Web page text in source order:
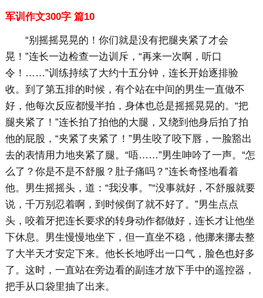
军训作文300字 篇10
“别摇摇晃晃的！你们就是没有把腿夹紧了才会
晃！”连长一边检查一边训斥，“再来一次啊，听口
令！……”训练持续了大约十五分钟，连长开始逐排验
收。到了第五排的时候，有个站在中间的男生一直做不
好，他每次反应都慢半拍，身体也总是摇摇晃晃的。“把
腿夹紧了！”连长拍了拍他的大腿，又绕到他身后拍了拍
他的屁股，“夹紧了夹紧了！”男生咬了咬下唇，一脸豁出
去的表情用力地夹紧了腿。“唔……”男生呻吟了一声。“怎
么了？你是不是不舒服？肚子痛吗？”连长奇怪地看着
他。男生摇摇头，道：“我没事。”“没事就好，不舒服就要
说，千万别忍着啊，到时候倒了就不好了。”男生点点
头，咬着牙把连长要求的转身动作都做好，连长才让他坐
下休息。男生慢慢地坐下，但一直坐不稳，他挪来挪去整
了大半天才安定下来。他长长地呼出一口气，脸色也好多
了。这时，一直站在旁边看的副连才放下手中的遥控器，
把手从口袋里抽了出来。